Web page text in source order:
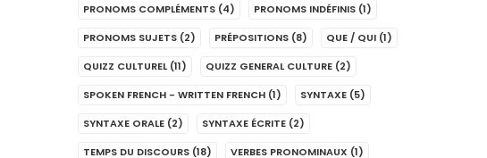
PRONOMS COMPLÉMENTS (4) PRONOMS INDÉFINIS (1)
PRONOMS SUJETS (2) PRÉPOSITIONS (8) QUE / QUI (1)
QUIZZ CULTUREL (11) QUIZZ GENERAL CULTURE (2)
SPOKEN FRENCH - WRITTEN FRENCH (1) SYNTAXE (5)
SYNTAXE ORALE (2) SYNTAXE ÉCRITE (2)
TEMPS DU DISCOURS (18) VERBES PRONOMINAUX (1)